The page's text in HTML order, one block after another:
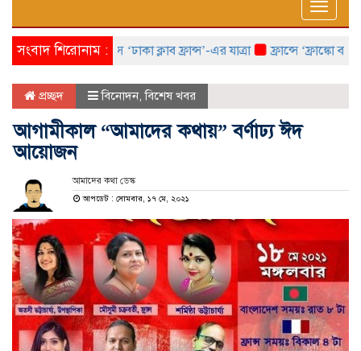
Toggle
সংবাদ শিরোনাম :প্যারিসে ‘ঢাকা ক্লাব ফ্রান্স’-এর যাত্রা ফ্রান্সে ‘ফ্রাঙ্কো বাংলা
প্রচ্ছদ বিনোদন,বিশেষ খবর
আগামীকাল “আমাদের কথায়” বর্ণাঢ্য ঈদ
আয়োজন
আমাদের কথা ডেস্ক
আপডেট : সোমবার, ১৭ মে, ২০২১